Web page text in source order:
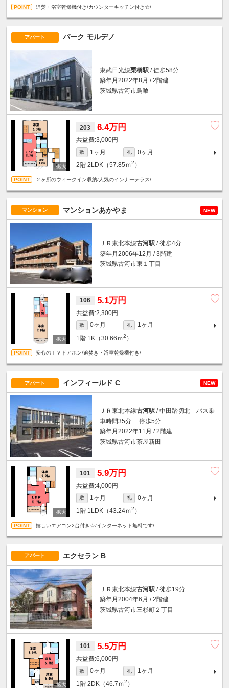
追焚・浴室乾燥機付き/カウンターキッチン付き☆/
アパート パーク モルデノ
東武日光線栗橋駅 / 徒歩58分
築年月2022年8月 / 2階建
茨城県古河市鳥喰
203 6.4万円
3,000円
敷 1ヶ月 礼
0ヶ月
2階 2LDK（57.85ｍ2 ）
２ヶ所のウィークイン収納/人気のインナーテラス/
マンション マンションあかやま NEW
ＪＲ東北本線古河駅 / 徒歩4分
築年月2006年12月 / 3階建
茨城県古河市東１丁目
106 5.1万円
2,300円
敷 0ヶ月 礼
1ヶ月
1階 1K（30.66ｍ2 ）
安心のＴＶドアホン/追焚き・浴室乾燥機付き/
アパート インフィールド C NEW
ＪＲ東北本線古河駅 / 中田踏切北 バス乗
車時間35分 停歩5分
築年月2022年11月 / 2階建
茨城県古河市茶屋新田
101 5.9万円
4,000円
敷 1ヶ月 礼
0ヶ月
1階 1LDK（43.24ｍ2 ）
嬉しいエアコン2台付き☆/インターネット無料です/
アパート エクセラン B
ＪＲ東北本線古河駅 / 徒歩19分
築年月2004年6月 / 2階建
茨城県古河市三杉町２丁目
101 5.5万円
6,000円
敷 0ヶ月 礼
1ヶ月
1階 2DK（46.7ｍ2 ）